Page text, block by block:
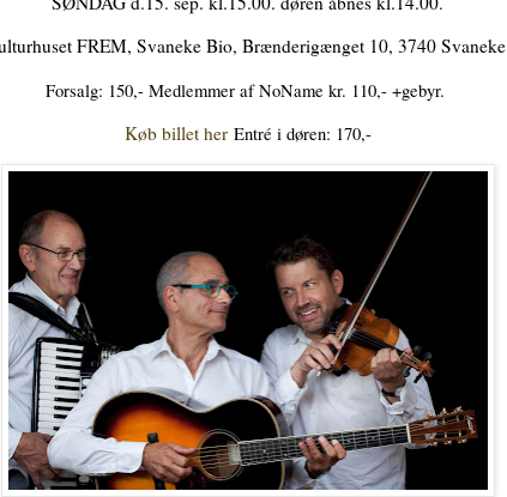
FREM, Svaneke Bio, Brænderigænget 10, 3740 Svaneke
Forsalg: 150,- Medlemmer af NoName kr. 110,- +gebyr.
Køb billet her Entré i døren: 170,-